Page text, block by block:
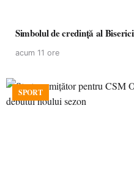
Simbolul de credinţă al
acum 11 ore
SPORT